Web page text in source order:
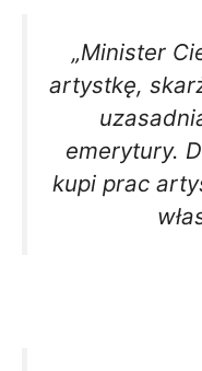
„Minister
artystkę,
emerytury.
kupi prac